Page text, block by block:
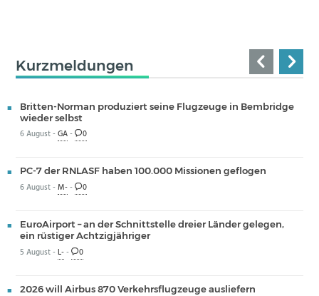
Kurzmeldungen
Britten-Norman produziert seine Flugzeuge in Bembridge
wieder selbst
6 August -GA- 0
PC-7 der RNLASF haben 100.000 Missionen geflogen
6 August -M-- 0
EuroAirport – an der Schnittstelle dreier Länder gelegen,
ein rüstiger Achtzigjähriger
5 August -L-- 0
2026 will Airbus 870 Verkehrsflugzeuge ausliefern